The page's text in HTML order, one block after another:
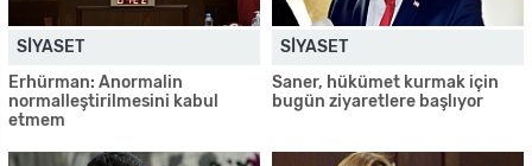
SIYASET
Erhürman: Anormalin
normalleştirilmesini kabul
etmem
SIYASET
Saner, hükümet kurmak için
bugün ziyaretlere başlıyor